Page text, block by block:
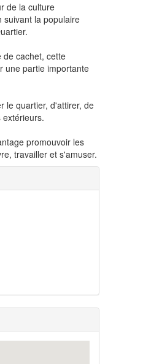
de la culture
suivant la populaire
de cachet, cette
une partie importante
le quartier, d'attirer, de
promouvoir les
travailler et s'amuser.